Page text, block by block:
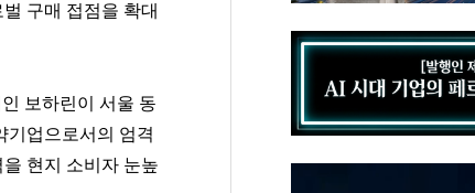
구매 접점을 확대
보하린이 서울 동
기업으로서의 엄격
현지 소비자 눈높